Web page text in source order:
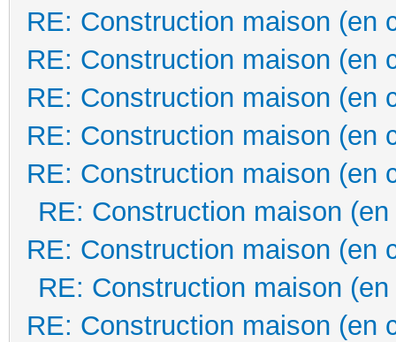
RE: Construction maison (en
RE: Construction maison (en
RE: Construction maison (en
RE: Construction maison (en
RE: Construction maison (en
RE: Construction maison
RE: Construction maison (en
RE: Construction maison
RE: Construction maison (en